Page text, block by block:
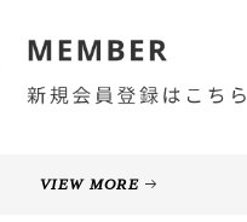
VIEW MORE